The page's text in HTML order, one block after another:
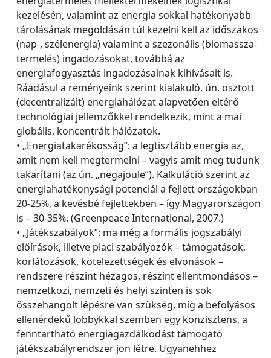
kezelésén, valamint az energia sokkal hatékonyabb
tárolásának megoldásán túl kezelni kell az időszakos
(nap-, szélenergia) valamint a szezonális (biomassza-
termelés) ingadozásokat, továbbá az
energiafogyasztás ingadozásainak kihívásait is.
Ráadásul a reményeink szerint kialakuló, ún. osztott
(decentralizált) energiahálózat alapvetően eltérő
technológiai jellemzőkkel rendelkezik, mint a mai
globális, koncentrált hálózatok.
• „Energiatakarékosság”: a legtisztább energia az,
amit nem kell megtermelni – vagyis amit meg tudunk
takarítani (az ún. „negajoule”). Kalkuláció szerint az
energiahatékonysági potenciál a fejlett országokban
20-25%, a kevésbé fejlettekben – így Magyarországon
is – 30-35%. (Greenpeace International, 2007.)
• „Játékszabályok”: ma még a formális jogszabályi
előírások, illetve piaci szabályozók – támogatások,
korlátozások, kötelezettségek és elvonások –
rendszere részint hézagos, részint ellentmondásos –
nemzetközi, nemzeti és helyi szinten is sok
összehangolt lépésre van szükség, míg a befolyásos
ellenérdekű lobbykkal szemben egy konzisztens, a
fenntartható energiagazdálkodást támogató
játékszabályrendszer jön létre. Ugyanehhez